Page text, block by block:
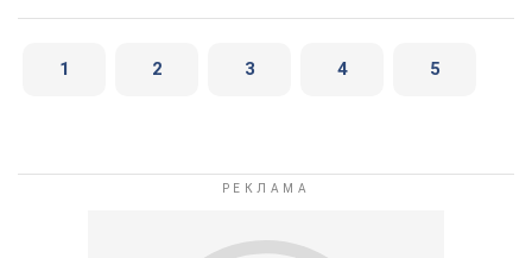
1 2 3 4 5